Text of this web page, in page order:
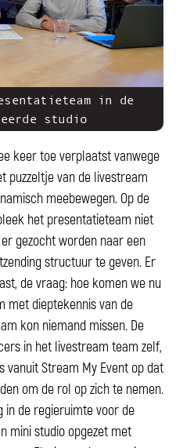
in de
studio
keer toe verplaatst vanwege
puzzeltje van de livestream
meebewegen. Op de
het presentatieteam niet
gezocht worden naar een
structuur te geven. Er
de vraag: hoe komen we nu
met dieptekennis van de
kon niemand missen. De
in het livestream team zelf,
vanuit Stream My Event op dat
om de rol op zich te nemen.
in de regieruimte voor de
mini studio opgezet met